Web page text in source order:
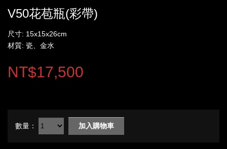
V50花苞瓶(彩帶)
尺寸: 15x15x26cm
材質: 瓷、金水
NT$17,500
數量： 加入購物車